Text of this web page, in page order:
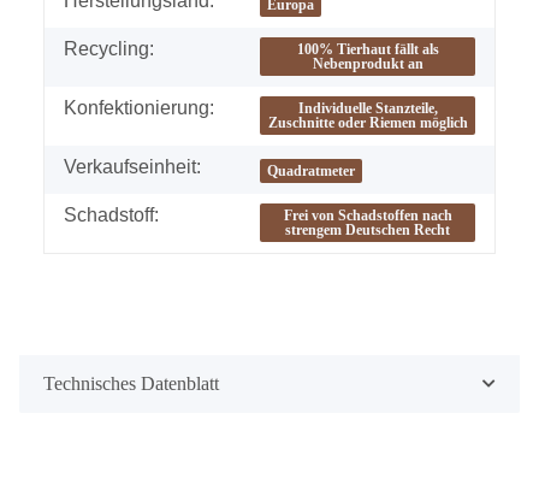
Europa
Recycling:
100% Tierhaut fällt als
Nebenprodukt an
Konfektionierung:
Individuelle Stanzteile,
Zuschnitte oder Riemen möglich
Verkaufseinheit: Quadratmeter
Schadstoff:
Frei von Schadstoffen nach
strengem Deutschen Recht
Technisches Datenblatt